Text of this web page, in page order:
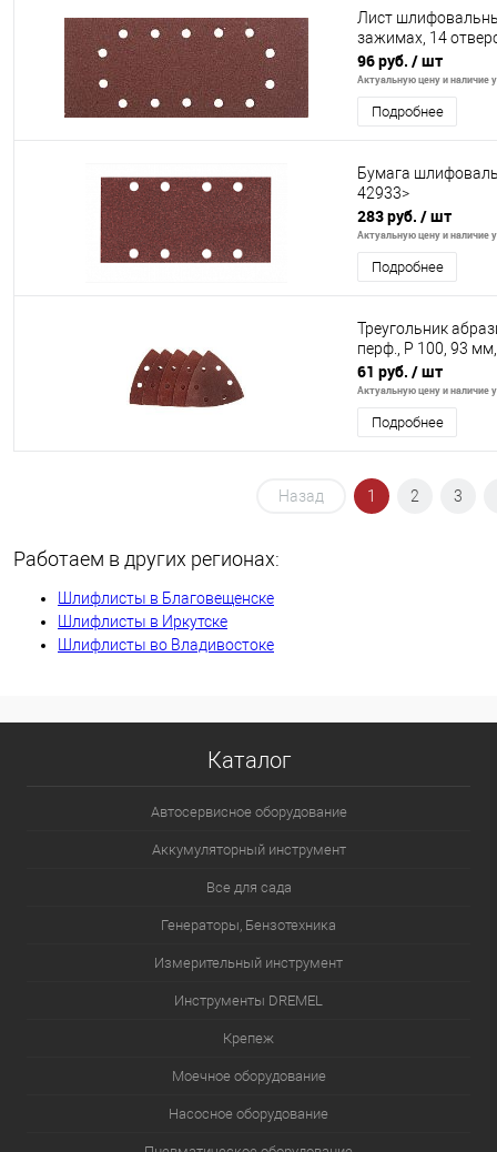
Лист
зажимах, 14
96 руб. / шт
Актуальную цену и наличие
Подробнее
Бумага
42933>
283 руб. / шт
Актуальную цену и наличие
Подробнее
Треугольник
перф., P 100, 93
61 руб. / шт
Актуальную цену и наличие
Подробнее
Назад 1 2 3
Работаем в других регионах:
Шлифлисты в Благовещенске
Шлифлисты в Иркутске
Шлифлисты во Владивостоке
Каталог
Автосервисное оборудование
Аккумуляторный инструмент
Все для сада
Генераторы, Бензотехника
Измерительный инструмент
Инструменты DREMEL
Крепеж
Моечное оборудование
Насосное оборудование